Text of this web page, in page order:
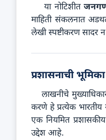
या नोटिशीत
माहिती संकलनात
लेखी स्पष्टीकरण सादर
प्रशासनाची
लाखनीचे
करणे हे प्रत्येक
एक नियमित
उद्देश आहे.